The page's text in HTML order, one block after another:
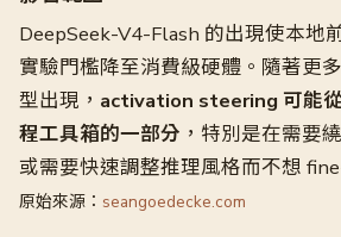
DeepSeek-V4-Flash 的出現使本地
實驗門檻降至消費級硬體。隨著更
型出現， activation steering 可能
程工具箱的一部分 ，特別是在需要
或需要快速調整推理風格而不想
原始來源： seangoedecke.com